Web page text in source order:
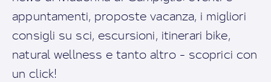
appuntamenti, proposte vacanza, i migliori
consigli su sci, escursioni, itinerari bike,
natural wellness e tanto altro - scoprici con
un click!